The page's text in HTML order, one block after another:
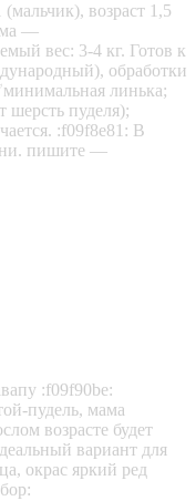
возраст 1,5
—
вес: 3-4 кг. Готов к
обработки
линька;
шерсть пуделя);
:f09f8e81: В
пишите —
:f09f90be:
мама
возрасте будет
вариант для
окрас яркий ред